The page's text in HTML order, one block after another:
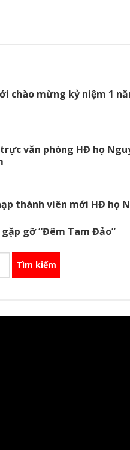
chào mừng kỷ niệm 1
văn phòng HĐ họ
thành viên mới HĐ họ
gỡ “Đêm Tam Đảo”